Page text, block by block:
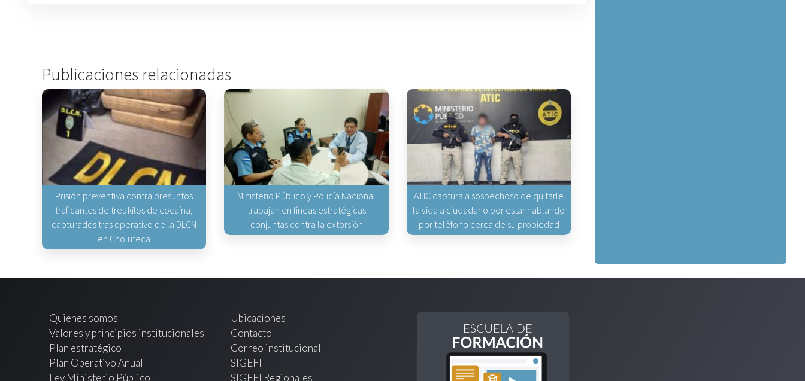
Publicaciones relacionadas
Prisión preventiva contra presuntos
traficantes de tres kilos de cocaína,
capturados tras operativo de la DLCN
en Choluteca
Ministerio Público y Policía Nacional
trabajan en líneas estratégicas
conjuntas contra la extorsión
ATIC captura a sospechoso de quitarle
la vida a ciudadano por estar hablando
por teléfono cerca de su propiedad
Quienes somos
Valores y principios institucionales
Plan estratégico
Plan Operativo Anual
Ley Ministerio Público
Ubicaciones
Contacto
Correo institucional
SIGEFI
SIGEFI Regionales